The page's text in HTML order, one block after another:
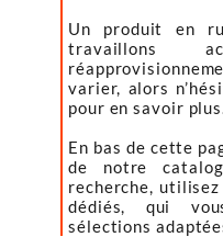
Un produit en
travaillons
varier, alors
pour en savoir
En bas de cette
de notre
recherche,
dédiés, qui
sélections